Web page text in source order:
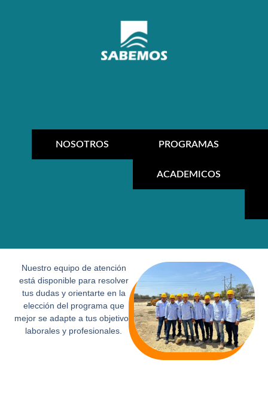
NOSOTROS PROGRAMAS
ACADEMICOS
Nuestro equipo de atención
está disponible para resolver
tus dudas y orientarte en la
elección del programa que
mejor se adapte a tus objetivos
laborales y profesionales.